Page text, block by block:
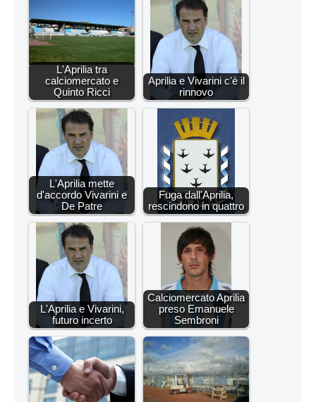
L'Aprilia tra
calciomercato e
Quinto Ricci
Aprilia e Vivarini c'è il
rinnovo
L'Aprilia mette
d'accordo Vivarini e
De Patre
Fuga dall'Aprilia,
rescindono in quattro
L'Aprilia e Vivarini,
futuro incerto
Calciomercato Aprilia
preso Emanuele
Sembroni